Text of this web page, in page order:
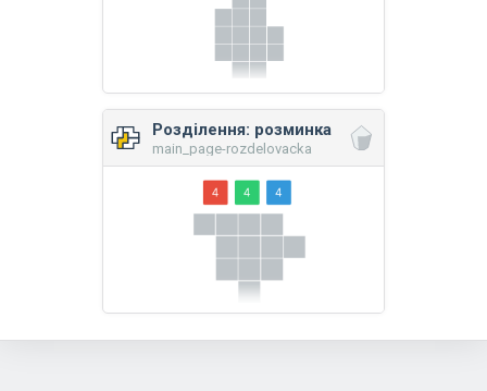
Розділення: розминка
main_page-rozdelovacka